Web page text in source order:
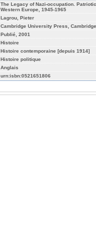
The Legacy of Nazi-occupation.
Western Europe, 1945-1965
Lagrou, Pieter
Cambridge University Press, Cambridge
Publié, 2001
Histoire
Histoire contemporaine [depuis 1914]
Histoire politique
Anglais
urn:isbn:0521651806